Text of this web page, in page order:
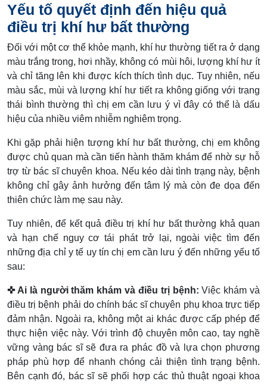
Yếu tố quyết định đến hiệu quả
điều trị khí hư bất thường
Đối với một cơ thể khỏe mạnh, khí hư thường tiết ra ở dạng
màu trắng trong, hơi nhầy, không có mùi hôi, lượng khí hư ít
và chỉ tăng lên khi được kích thích tình dục. Tuy nhiên, nếu
màu sắc, mùi và lượng khí hư tiết ra không giống với trạng
thái bình thường thì chị em cần lưu ý vì đây có thể là dấu
hiệu của nhiều viêm nhiễm nghiêm trọng.
Khi gặp phải hiện tượng khí hư bất thường, chị em không
được chủ quan mà cần tiến hành thăm khám để nhờ sự hỗ
trợ từ bác sĩ chuyên khoa. Nếu kéo dài tình trạng này, bệnh
không chỉ gây ảnh hưởng đến tâm lý mà còn đe dọa đến
thiên chức làm mẹ sau này.
Tuy nhiên, để kết quả điều trị khí hư bất thường khả quan
và hạn chế nguy cơ tái phát trở lại, ngoài việc tìm đến
những địa chỉ y tế uy tín chị em cần lưu ý đến những yếu tố
sau:
✜ Ai là người thăm khám và điều trị bệnh: Việc khám và
điều trị bệnh phải do chính bác sĩ chuyên phụ khoa trực tiếp
đảm nhận. Ngoài ra, không một ai khác được cấp phép để
thực hiện việc này. Với trình độ chuyên môn cao, tay nghề
vững vàng bác sĩ sẽ đưa ra phác đồ và lựa chọn phương
pháp phù hợp để nhanh chóng cải thiện tình trạng bệnh.
Bên cạnh đó, bác sĩ sẽ phối hợp các thủ thuật ngoại khoa